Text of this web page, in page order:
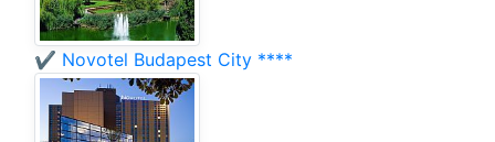
✔️ Novotel Budapest City ****